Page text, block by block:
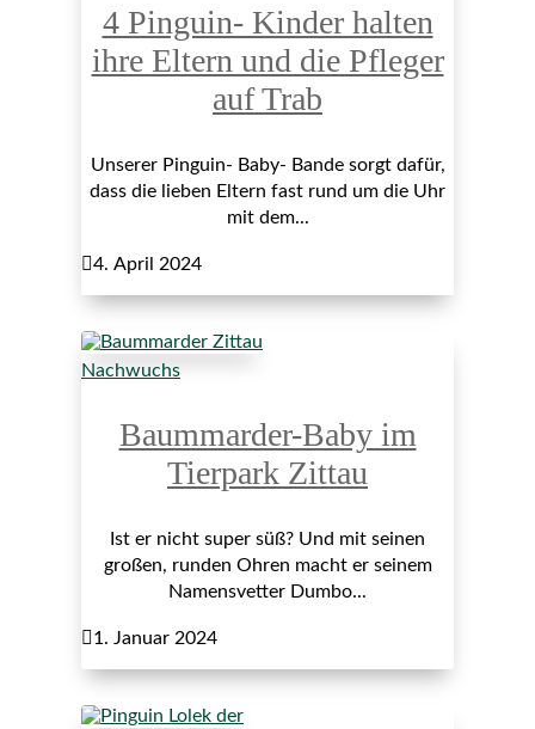
4 Pinguin- Kinder halten
ihre Eltern und die Pfleger
auf Trab
Unserer Pinguin- Baby- Bande sorgt dafür,
dass die lieben Eltern fast rund um die Uhr
mit dem...
4. April 2024
Nachwuchs
Baummarder-Baby im
Tierpark Zittau
Ist er nicht super süß? Und mit seinen
großen, runden Ohren macht er seinem
Namensvetter Dumbo...
1. Januar 2024